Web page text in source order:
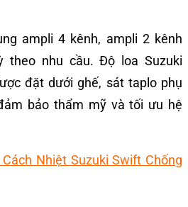
ampli 4 kênh, ampli 2 kênh
theo nhu cầu. Độ loa Suzuki
đặt dưới ghế, sát taplo phụ
bảo thẩm mỹ và tối ưu hệ
Nhiệt Suzuki Swift Chống